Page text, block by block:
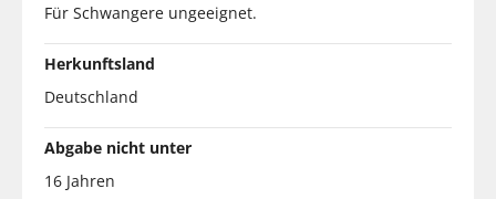
Für Schwangere ungeeignet.
Herkunftsland
Deutschland
Abgabe nicht unter
16 Jahren